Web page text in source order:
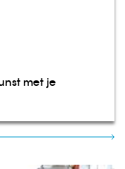
met je